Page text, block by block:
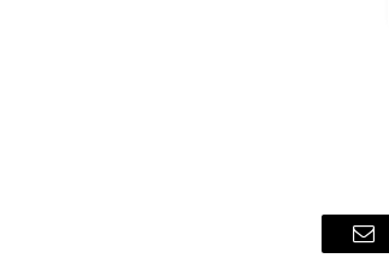
البريد